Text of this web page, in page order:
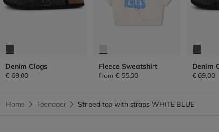
Denim Clogs
€ 69,00
Fleece Sweatshirt
from € 55,00
Denim
€ 69,00
Home Teenager Striped top with straps WHITE BLUE